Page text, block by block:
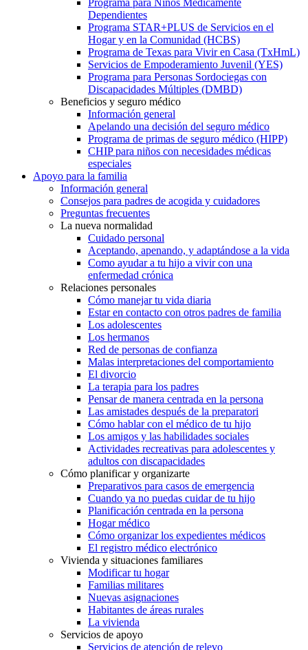
Dependientes
Programa STAR+PLUS de Servicios en el
Hogar y en la Comunidad (HCBS)
Programa de Texas para Vivir en Casa (TxHmL)
Servicios de Empoderamiento Juvenil (YES)
Programa para Personas Sordociegas con
Discapacidades Múltiples (DMBD)
Beneficios y seguro médico
Información general
Apelando una decisión del seguro médico
Programa de primas de seguro médico (HIPP)
CHIP para niños con necesidades médicas
especiales
Apoyo para la familia
Información general
Consejos para padres de acogida y cuidadores
Preguntas frecuentes
La nueva normalidad
Cuidado personal
Aceptando, apenando, y adaptándose a la vida
Como ayudar a tu hijo a vivir con una
enfermedad crónica
Relaciones personales
Cómo manejar tu vida diaria
Estar en contacto con otros padres de familia
Los adolescentes
Los hermanos
Red de personas de confianza
Malas interpretaciones del comportamiento
El divorcio
La terapia para los padres
Pensar de manera centrada en la persona
Las amistades después de la preparatori
Cómo hablar con el médico de tu hijo
Los amigos y las habilidades sociales
Actividades recreativas para adolescentes y
adultos con discapacidades
Cómo planificar y organizarte
Preparativos para casos de emergencia
Cuando ya no puedas cuidar de tu hijo
Planificación centrada en la persona
Hogar médico
Cómo organizar los expedientes médicos
El registro médico electrónico
Vivienda y situaciones familiares
Modificar tu hogar
Familias militares
Nuevas asignaciones
Habitantes de áreas rurales
La vivienda
Servicios de apoyo
Servicios de atención de relevo